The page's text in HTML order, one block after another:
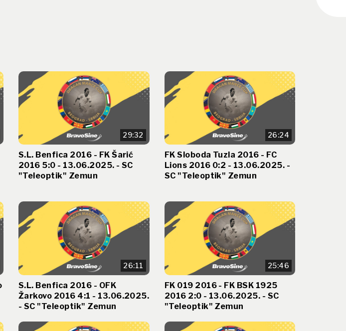
29:32
S.L. Benfica 2016 - FK Šarić
2016 5:0 - 13.06.2025. - SC
"Teleoptik" Zemun
26:24
FK Sloboda Tuzla 2016 - FC
Lions 2016 0:2 - 13.06.2025. -
SC "Teleoptik" Zemun
26:11
S.L. Benfica 2016 - OFK
Žarkovo 2016 4:1 - 13.06.2025.
- SC "Teleoptik" Zemun
25:46
FK 019 2016 - FK BSK 1925
2016 2:0 - 13.06.2025. - SC
"Teleoptik" Zemun